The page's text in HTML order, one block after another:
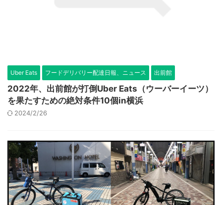
Uber Eats フードデリバリー配達日報、ニュース 出前館
2022年、出前館が打倒Uber Eats（ウーバーイーツ）
を果たすための絶対条件10個in横浜
2024/2/26